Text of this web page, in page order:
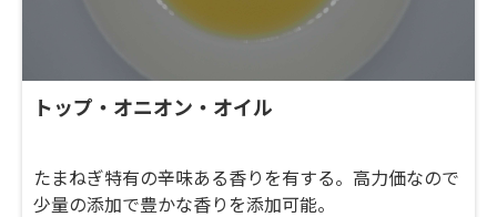
トップ・オニオン・オイル
たまねぎ特有の辛味ある香りを有する。高力価なので
少量の添加で豊かな香りを添加可能。